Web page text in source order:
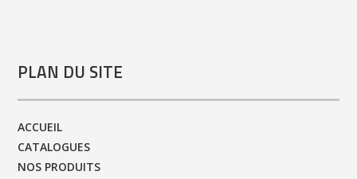
PLAN DU SITE
ACCUEIL
CATALOGUES
NOS PRODUITS